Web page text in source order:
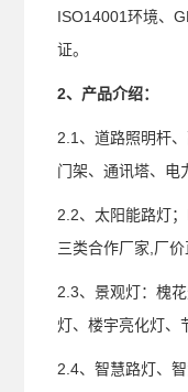
ISO14001环境、
证。
2、产品介绍：
2.1、道路照明杆
门架、通讯塔、电
2.2、太阳能路灯
三类合作厂家,厂价
2.3、景观灯：槐
灯、楼宇亮化灯、
2.4、智慧路灯、